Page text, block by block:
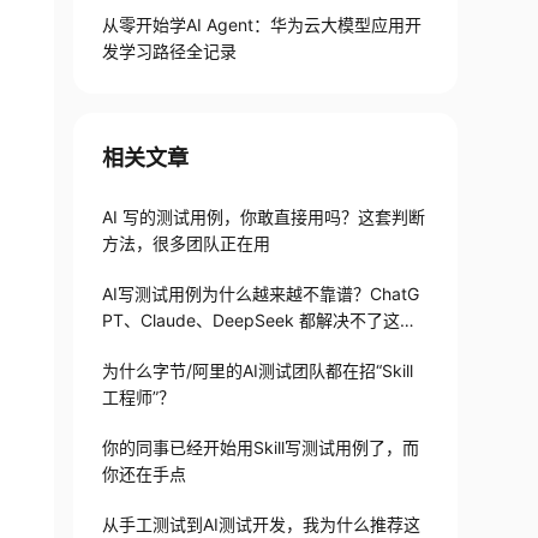
具
一个更适合测试团队的 Skill 基础模板
从零开始学AI Agent：华为云大模型应用开
发学习路径全记录
相关文章
AI 写的测试用例，你敢直接用吗？这套判断
方法，很多团队正在用
AI写测试用例为什么越来越不靠谱？ChatG
PT、Claude、DeepSeek 都解决不了这个
为什么字节/阿里的AI测试团队都在招“Skill
工程师”？
你的同事已经开始用Skill写测试用例了，而
你还在手点
从手工测试到AI测试开发，我为什么推荐这